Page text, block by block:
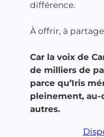
différence.
À offrir, à
Car la voix de
de milliers de
parce qu’Iris
pleinement, au-
autres.